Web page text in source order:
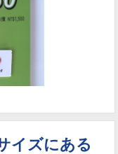
イズにある